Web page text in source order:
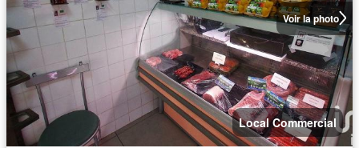
Voir la photo
Local Commercial